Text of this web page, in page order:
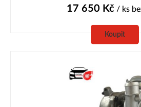
17 650 Kč/ ks
Koupit